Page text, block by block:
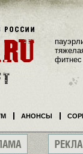
фитнес
АНОНСЫ